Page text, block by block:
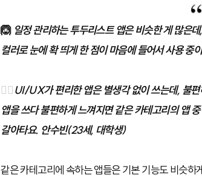
🙆일정 관리하는 투두리스트 앱은 비슷한 게 많은
컬러로 눈에 확 띄게 한 점이 마음에 들어서 사용 중
🙅‍♀️UI/UX가 편리한 앱은 별생각 없이 쓰는데, 불
앱을 쓰다 불편하게 느껴지면 같은 카테고리의 앱
갈아타요. 안수빈(23세, 대학생)
같은 카테고리에 속하는 앱들은 기본 기능도 비슷